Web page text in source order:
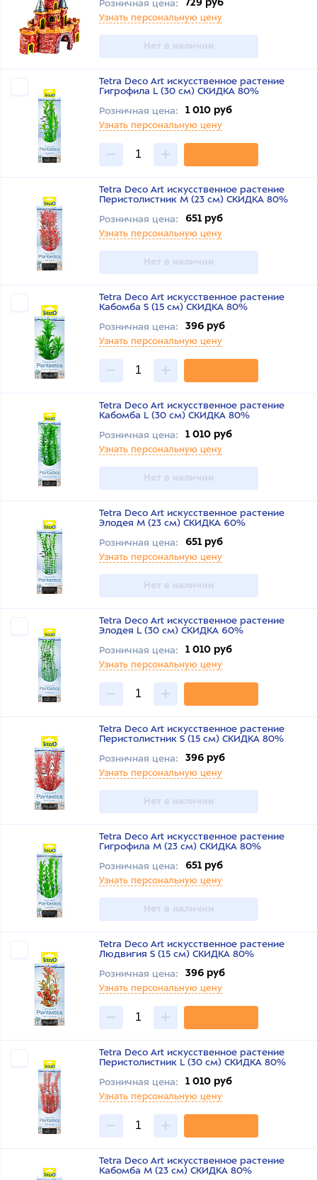
Розничная цена:
Узнать персональную цену
Нет в наличии
Tetra Deco Art искусственное растение
Гигрофила L (30 см) СКИДКА 80%
Розничная цена:
1 010 руб
Узнать персональную цену
Tetra Deco Art искусственное растение
Перистолистник M (23 см) СКИДКА 80%
Розничная цена:
651 руб
Узнать персональную цену
Нет в наличии
Tetra Deco Art искусственное растение
Кабомба S (15 см) СКИДКА 80%
Розничная цена:
396 руб
Узнать персональную цену
Tetra Deco Art искусственное растение
Кабомба L (30 см) СКИДКА 80%
Розничная цена:
1 010 руб
Узнать персональную цену
Нет в наличии
Tetra Deco Art искусственное растение
Элодея M (23 см) СКИДКА 60%
Розничная цена:
651 руб
Узнать персональную цену
Нет в наличии
Tetra Deco Art искусственное растение
Элодея L (30 см) СКИДКА 60%
Розничная цена:
1 010 руб
Узнать персональную цену
Tetra Deco Art искусственное растение
Перистолистник S (15 см) СКИДКА 80%
Розничная цена:
396 руб
Узнать персональную цену
Нет в наличии
Tetra Deco Art искусственное растение
Гигрофила M (23 см) СКИДКА 80%
Розничная цена:
651 руб
Узнать персональную цену
Нет в наличии
Tetra Deco Art искусственное растение
Людвигия S (15 см) СКИДКА 80%
Розничная цена:
396 руб
Узнать персональную цену
Tetra Deco Art искусственное растение
Перистолистник L (30 см) СКИДКА 80%
Розничная цена:
1 010 руб
Узнать персональную цену
Tetra Deco Art искусственное растение
Кабомба M (23 см) СКИДКА 80%